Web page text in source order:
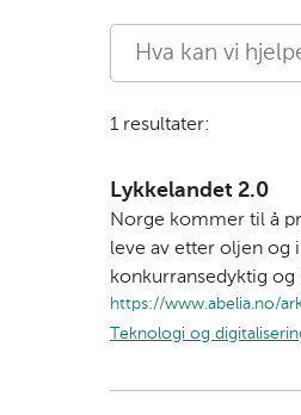
1 resultater:
Lykkelandet 2.0
Norge kommer til å
leve av etter oljen og
konkurransedyktig
https://www.abelia.no/
Teknologi og